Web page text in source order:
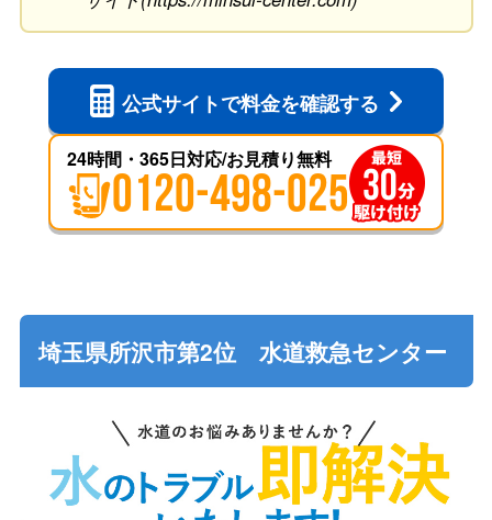
公式サイトで料金を確認する
24時間・365日対応/お見積り無料
0120-498-025
埼玉県所沢市第2位 水道救急センター